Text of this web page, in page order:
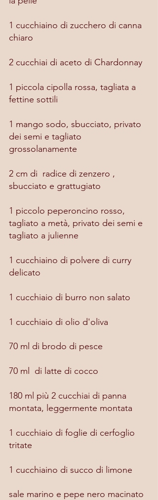
1 cucchiaino di zucchero di canna
chiaro
2 cucchiai di aceto di Chardonnay
1 piccola cipolla rossa, tagliata a
fettine sottili
1 mango sodo, sbucciato, privato
dei semi e tagliato
grossolanamente
2 cm di  radice di zenzero ,
sbucciato e grattugiato
1 piccolo peperoncino rosso,
tagliato a metà, privato dei semi e
tagliato a julienne
1 cucchiaino di polvere di curry
delicato
1 cucchiaio di burro non salato
1 cucchiaio di olio d'oliva
70 ml di brodo di pesce
70 ml  di latte di cocco
180 ml più 2 cucchiai di panna
montata, leggermente montata
1 cucchiaio di foglie di cerfoglio
tritate
1 cucchiaino di succo di limone
sale marino e pepe nero macinato